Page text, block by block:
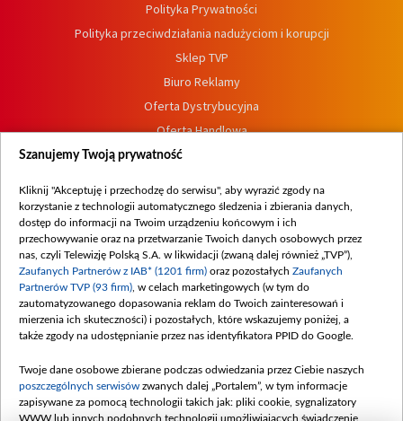
Polityka Prywatności
Polityka przeciwdziałania nadużyciom i korupcji
Sklep TVP
Biuro Reklamy
Oferta Dystrybucyjna
Oferta Handlowa
Dostępność
Procedura zgłoszeń wewnętrznych
Szanujemy Twoją prywatność
Kliknij "Akceptuję i przechodzę do serwisu", aby wyrazić zgody na
korzystanie z technologii automatycznego śledzenia i zbierania danych,
dostęp do informacji na Twoim urządzeniu końcowym i ich
przechowywanie oraz na przetwarzanie Twoich danych osobowych przez
nas, czyli Telewizję Polską S.A. w likwidacji (zwaną dalej również „TVP”),
Zaufanych Partnerów z IAB* (1201 firm) oraz pozostałych Zaufanych
Partnerów TVP (93 firm) , w celach marketingowych (w tym do
zautomatyzowanego dopasowania reklam do Twoich zainteresowań i
mierzenia ich skuteczności) i pozostałych, które wskazujemy poniżej, a
także zgody na udostępnianie przez nas identyfikatora PPID do Google.
Twoje dane osobowe zbierane podczas odwiedzania przez Ciebie naszych
poszczególnych serwisów zwanych dalej „Portalem”, w tym informacje
zapisywane za pomocą technologii takich jak: pliki cookie, sygnalizatory
WWW lub innych podobnych technologii umożliwiających świadczenie